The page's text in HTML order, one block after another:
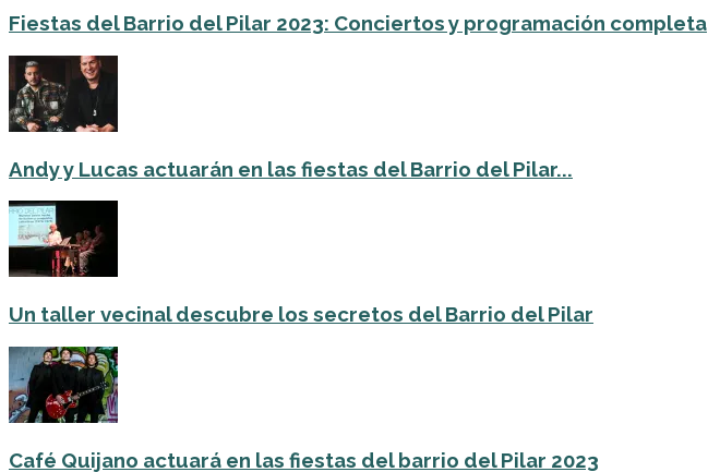
Fiestas del Barrio del Pilar 2023: Conciertos y programación completa
Andy y Lucas actuarán en las fiestas del Barrio del Pilar...
Un taller vecinal descubre los secretos del Barrio del Pilar
Café Quijano actuará en las fiestas del barrio del Pilar 2023